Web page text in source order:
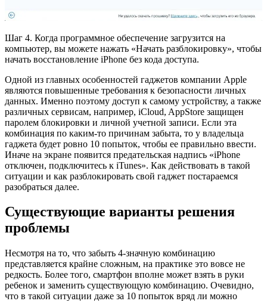
Шаг 4. Когда программное обеспечение загрузится на
компьютер, вы можете нажать «Начать разблокировку», чтобы
начать восстановление iPhone без кода доступа.
Одной из главных особенностей гаджетов компании Apple
являются повышенные требования к безопасности личных
данных. Именно поэтому доступ к самому устройству, а также
различных сервисам, например, iCloud, AppStore защищен
паролем блокировки и личной учетной записи. Если эта
комбинация по каким-то причинам забыта, то у владельца
гаджета будет ровно 10 попыток, чтобы ее правильно ввести.
Иначе на экране появится предательская надпись «iPhone
отключен, подключитесь к iTunes». Как действовать в такой
ситуации и как разблокировать свой гаджет постараемся
разобраться далее.
Существующие варианты решения
проблемы
Несмотря на то, что забыть 4-значную комбинацию
представляется крайне сложным, на практике это вовсе не
редкость. Более того, смартфон вполне может взять в руки
ребенок и заменить существующую комбинацию. Очевидно,
что в такой ситуации даже за 10 попыток вряд ли можно